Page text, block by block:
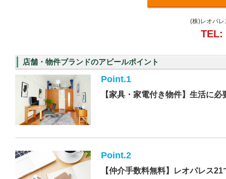
(株)レオパ
TEL:
店舗・物件ブランドのアピールポイント
Point.1
【家具・家電付き物件】生活に
Point.2
【仲介手数料無料】レオパレス